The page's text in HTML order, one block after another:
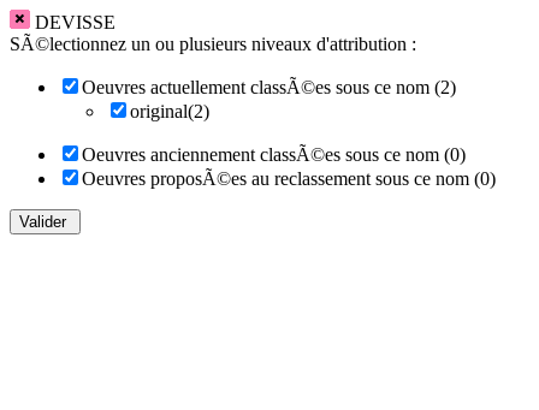
DEVISSE
SÃ©lectionnez un ou plusieurs niveaux d'attribution :
Oeuvres actuellement classÃ©es sous ce nom (2)
original(2)
Oeuvres anciennement classÃ©es sous ce nom (0)
Oeuvres proposÃ©es au reclassement sous ce nom (0)
Valider